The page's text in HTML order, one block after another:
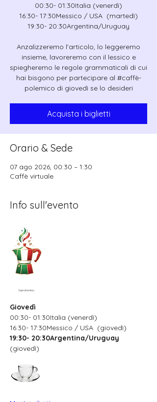
00:30- 01:30Italia (venerdì)
16:30- 17:30Messico / USA (martedì)
19:30- 20:30Argentina/Uruguay
Anzalizzeremo l'articolo, lo leggeremo
insieme, lavoreremo con il lessico e
spiegheremo le regole grammaticali di cui
hai bisgono per partecipare al #caffè-
polemico di giovedì se lo desideri
Acquista i biglietti
Orario & Sede
07 ago 2026, 00:30 – 1:30
Caffè virtuale
Info sull'evento
Il profumino
Giovedì
00:30- 01:30Italia (venerdì)
16:30- 17:30Messico / USA  (giovedì)
19:30- 20:30Argentina/Uruguay
(giovedì)